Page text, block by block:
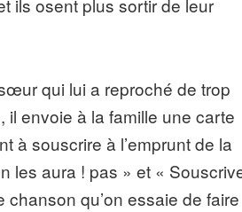
ils osent plus sortir de leur
qui lui a reproché de trop
il envoie à la famille une carte
à souscrire à l’emprunt de la
les aura ! pas » et «
qu’on essaie de faire